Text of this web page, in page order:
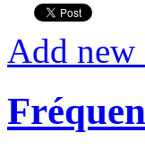
Add new